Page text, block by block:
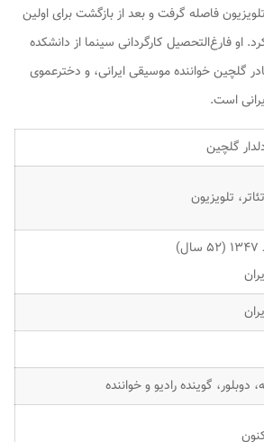
سینما و تلویزیون فاصله گرفت و بعد از بازگشت برای اولین
او فارغ‌التحصیل کارگردانی سینما از دانشکده
گلچین خواننده موسیقی ایرانی، و دخترعموی
است.
گلچین
تلویزیون
دوبلور، گوینده رادیوو خواننده